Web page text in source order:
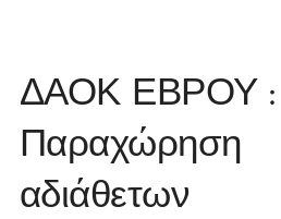
ΔΑΟΚ ΕΒΡΟΥ :
Παραχώρηση
αδιάθετων